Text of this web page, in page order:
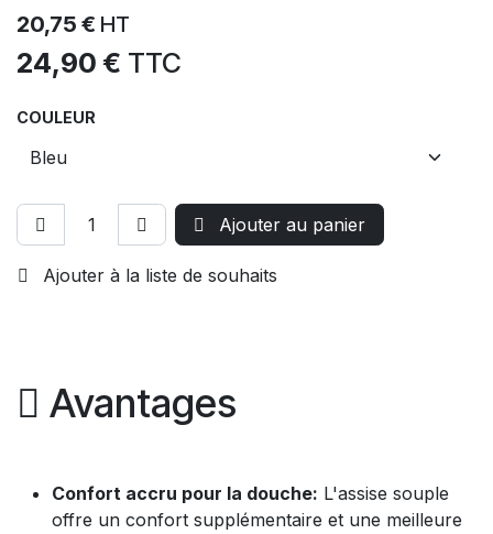
20,75 € HT
24,90 € TTC
COULEUR
Ajouter au panier
Ajouter à la liste de souhaits
Avantages
Confort accru pour la douche: L'assise souple
offre un confort supplémentaire et une meilleure